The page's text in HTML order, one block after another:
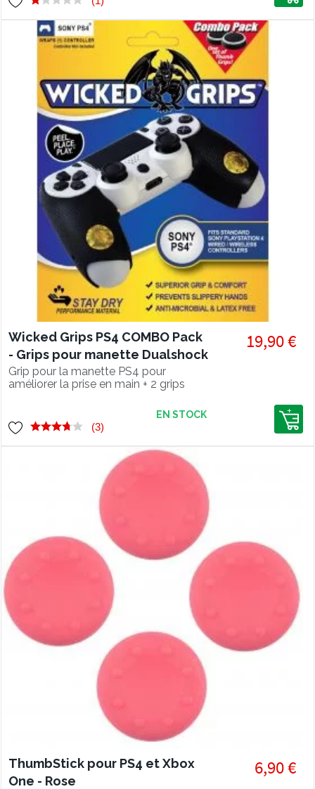
Wicked Grips PS4 COMBO Pack
- Grips pour manette Dualshock
4
Grip pour la manette PS4 pour
améliorer la prise en main + 2 grips
19,90 €
(3)
EN STOCK
ThumbStick pour PS4 et Xbox
One - Rose
6,90 €